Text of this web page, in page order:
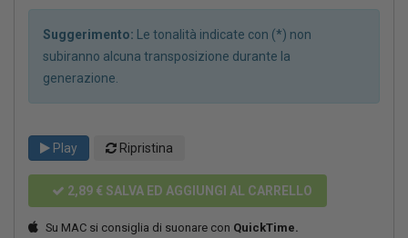
Suggerimento: Le tonalità indicate con (*) non
subiranno alcuna transposizione durante la
generazione.
Play Ripristina
2,89 € SALVA ED AGGIUNGI AL CARRELLO
Su MAC si consiglia di suonare con QuickTime.